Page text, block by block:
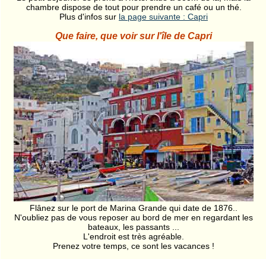
chambre dispose de tout pour prendre un café ou un thé.
Plus d'infos sur la page suivante : Capri
Que faire, que voir sur l'île de Capri
Flânez sur le port de Marina Grande qui date de 1876..
N'oubliez pas de vous reposer au bord de mer en regardant les
bateaux, les passants ...
L'endroit est très agréable.
Prenez votre temps, ce sont les vacances !